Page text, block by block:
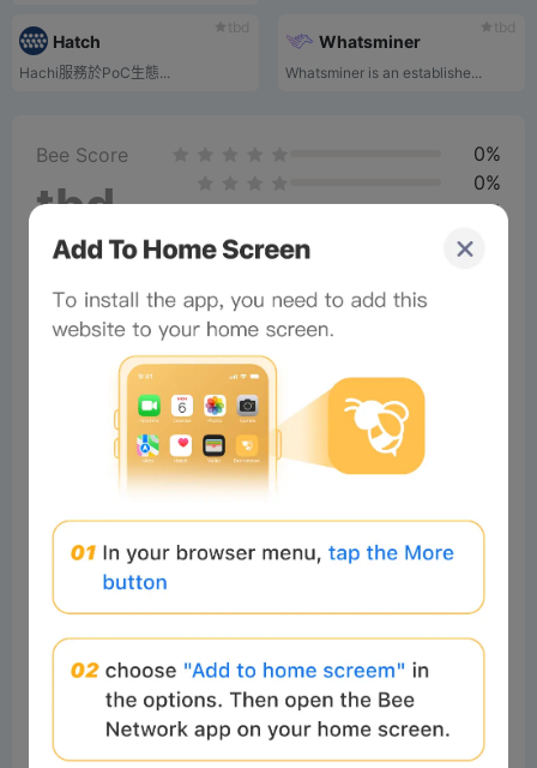
tbd
Hatch
Hachi服務於PoC生態...
tbd
Whatsminer
Whatsminer is an establishe...
Bee Score
tbd
0%
0%
0%
Comments(0)
Comments: